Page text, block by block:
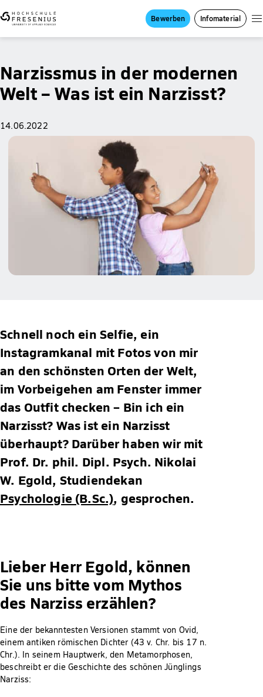
Bewerben Infomaterial
Narzissmus in der modernen
Welt – Was ist ein Narzisst?
14.06.2022
Schnell noch ein Selfie, ein
Instagramkanal mit Fotos von mir
an den schönsten Orten der Welt,
im Vorbeigehen am Fenster immer
das Outfit checken – Bin ich ein
Narzisst? Was ist ein Narzisst
überhaupt? Darüber haben wir mit
Prof. Dr. phil. Dipl. Psych. Nikolai
W. Egold, Studiendekan
Psychologie (B.Sc.), gesprochen.
Lieber Herr Egold, können
Sie uns bitte vom Mythos
des Narziss erzählen?
Eine der bekanntesten Versionen stammt von Ovid,
einem antiken römischen Dichter (43 v. Chr. bis 17 n.
Chr.). In seinem Hauptwerk, den Metamorphosen,
beschreibt er die Geschichte des schönen Jünglings
Narziss: